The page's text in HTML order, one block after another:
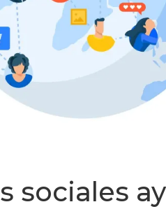
sociales